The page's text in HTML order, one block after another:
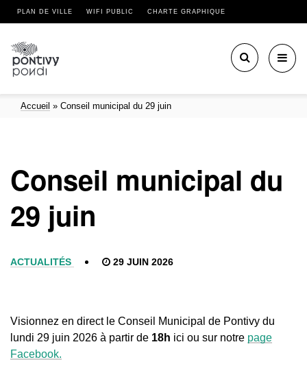
PLAN DE VILLE WIFI PUBLIC CHARTE GRAPHIQUE
Accueil » Conseil municipal du 29 juin
Conseil municipal du
29 juin
ACTUALITÉS 29 JUIN 2026
Visionnez en direct le Conseil Municipal de Pontivy du
lundi 29 juin 2026 à partir de 18h ici ou sur notre page
Facebook.